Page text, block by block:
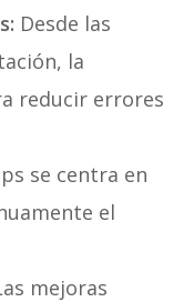
Desde las
la
reducir errores
se centra en
el
mejoras